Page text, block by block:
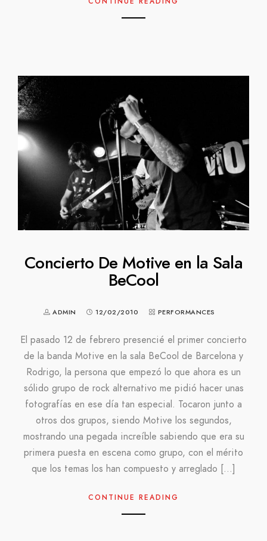
Concierto De Motive en la Sala
BeCool
ADMIN 12/02/2010 PERFORMANCES
El pasado 12 de febrero presencié el primer concierto
de la banda Motive en la sala BeCool de Barcelona y
Rodrigo, la persona que empezó lo que ahora es un
sólido grupo de rock alternativo me pidió hacer unas
fotografías en ese día tan especial. Tocaron junto a
otros dos grupos, siendo Motive los segundos,
mostrando una pegada increíble sabiendo que era su
primera puesta en escena como grupo, con el mérito
que los temas los han compuesto y arreglado […]
CONTINUE READING